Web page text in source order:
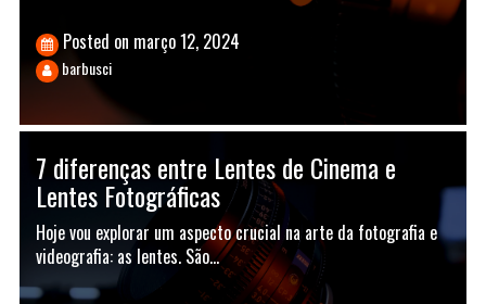
Posted on março 12, 2024
barbusci
7 diferenças entre Lentes de Cinema e
Lentes Fotográficas
Hoje vou explorar um aspecto crucial na arte da fotografia e
videografia: as lentes. São…